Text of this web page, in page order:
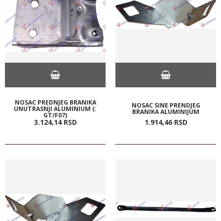
NOSAC PREDNJEG BRANIKA
UNUTRASNJI ALUMINIUM (:
GT/F07)
3.124,14 RSD
NOSAC SINE PRENDJEG
BRANIKA ALUMINIJUM
1.914,46 RSD